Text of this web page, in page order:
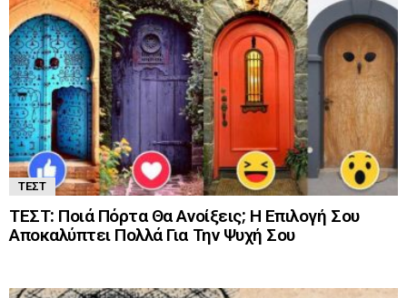
ΤΕΣΤ
ΤΕΣΤ: Ποιά Πόρτα Θα Ανοίξεις; Η Επιλογή Σου
Αποκαλύπτει Πολλά Για Την Ψυχή Σου